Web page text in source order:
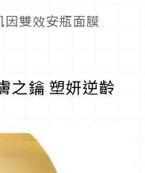
雙效安瓶面膜
之鑰 塑妍逆齡